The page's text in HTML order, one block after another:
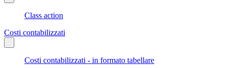
Class action
Costi contabilizzati
Costi contabilizzati - in formato tabellare